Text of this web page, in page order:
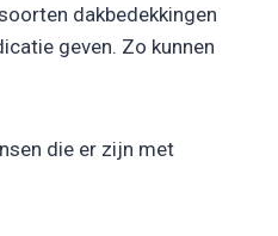
dakbedekkingen
geven. Zo kunnen
die er zijn met